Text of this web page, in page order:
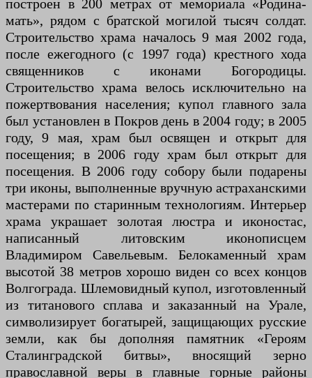
построен в 200 метрах от мемориала «Родина-
мать», рядом с братской могилой тысяч солдат.
Строительство храма началось 9 мая 2002 года,
после ежегодного (с 1997 года) крестного хода
священников с иконами Богородицы.
Строительство храма велось исключительно на
пожертвования населения; купол главного зала
был установлен в Покров день в 2004 году; в 2005
году, 9 мая, храм был освящен и открыт для
посещения; в 2006 году храм был открыт для
посещения. В 2006 году собору были подарены
три иконы, выполненные вручную астраханскими
мастерами по старинным технологиям. Интерьер
храма украшает золотая люстра и иконостас,
написанный литовским иконописцем
Владимиром Савельевым. Белокаменный храм
высотой 38 метров хорошо виден со всех концов
Волгограда. Шлемовидный купол, изготовленный
из титанового сплава и заказанный на Урале,
символизирует богатырей, защищающих русские
земли, как бы дополняя памятник «Героям
Сталинградской битвы», вносящий зерно
православной веры в главные горные районы